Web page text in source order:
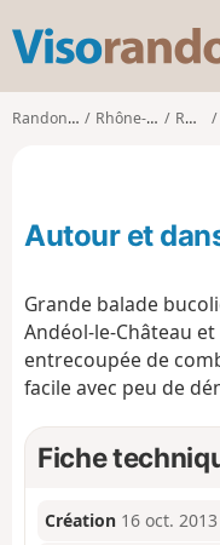
Randonnées Rhône-Alpes Rhône
Autour et
Grande balade
Andéol-le-Château et
entrecoupée de
facile avec peu de
Fiche
Création 16 oct. 2013